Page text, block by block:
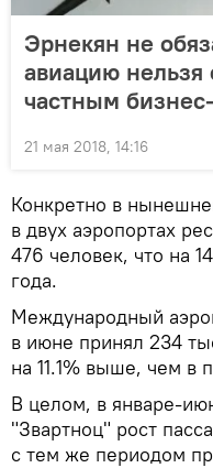
Эрнекян не
авиацию нельзя
частным
21 мая 2018, 14:16
Конкретно в
в двух аэропортах
476 человек, что на
года.
Международный
в июне принял 234
на 11.1% выше, чем в
В целом, в январе-
"Звартноц" рост
с тем же периодом